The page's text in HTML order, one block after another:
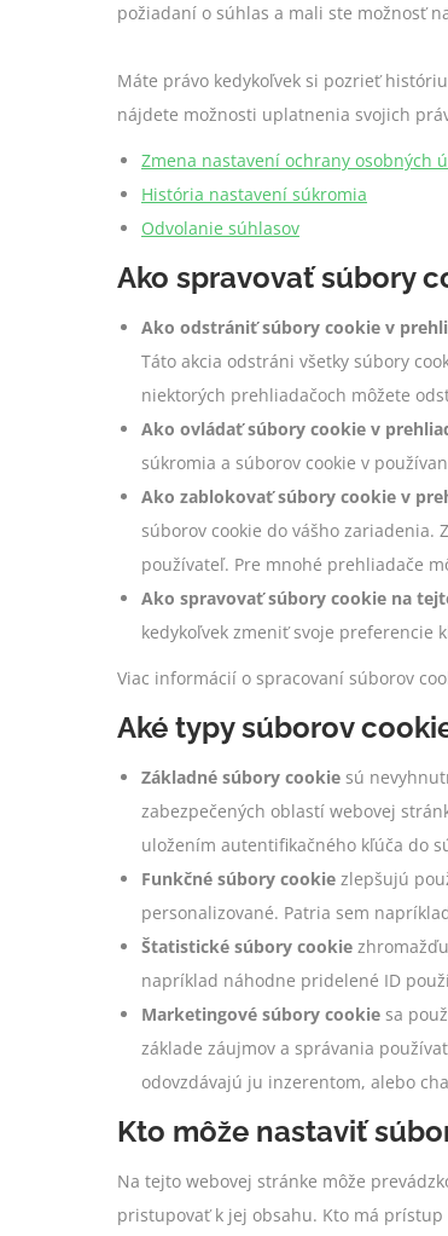
požiadaní o súhlas a mali ste možnosť
Máte právo kedykoľvek si pozrieť
nájdete možnosti uplatnenia svojich
Zmena nastavení ochrany osobných
História nastavení súkromia
Odvolanie súhlasov
Ako spravovať súbory
Ako odstrániť súbory cookie v
Táto akcia odstráni všetky súbory
niektorých prehliadačoch môžete
Ako ovládať súbory cookie v
súkromia a súborov cookie v
Ako zablokovať súbory cookie v
súborov cookie do vášho zariadenia.
používateľ. Pre mnohé prehliadače
Ako spravovať súbory cookie na
kedykoľvek zmeniť svoje preferencie
Viac informácií o spracovaní súborov
Aké typy súborov
Základné súbory cookie sú
zabezpečených oblastí webovej
uložením autentifikačného kľúča do
Funkčné súbory cookie zlepšujú
personalizované. Patria sem
Štatistické súbory cookie
napríklad náhodne pridelené ID
Marketingové súbory cookie sa
základe záujmov a správania
odovzdávajú ju inzerentom, alebo
Kto môže nastaviť
Na tejto webovej stránke môže
pristupovať k jej obsahu. Kto má